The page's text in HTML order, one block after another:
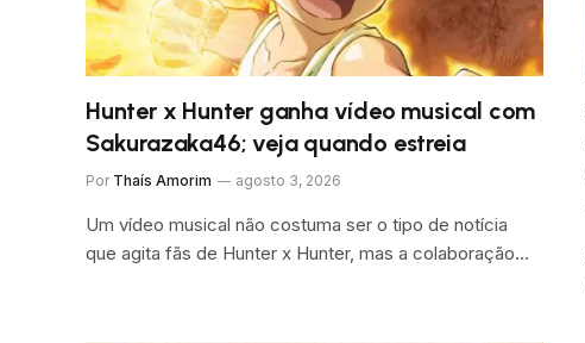
Hunter x Hunter ganha vídeo musical com
Sakurazaka46; veja quando estreia
Por Thaís Amorim agosto 3, 2026
Um vídeo musical não costuma ser o tipo de notícia
que agita fãs de Hunter x Hunter, mas a colaboração…